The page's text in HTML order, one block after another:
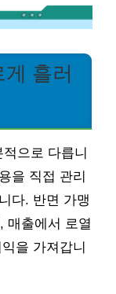
흘러
으로 다릅니
을 직접 관리
다. 반면 가맹
매출에서 로열
을 가져갑니